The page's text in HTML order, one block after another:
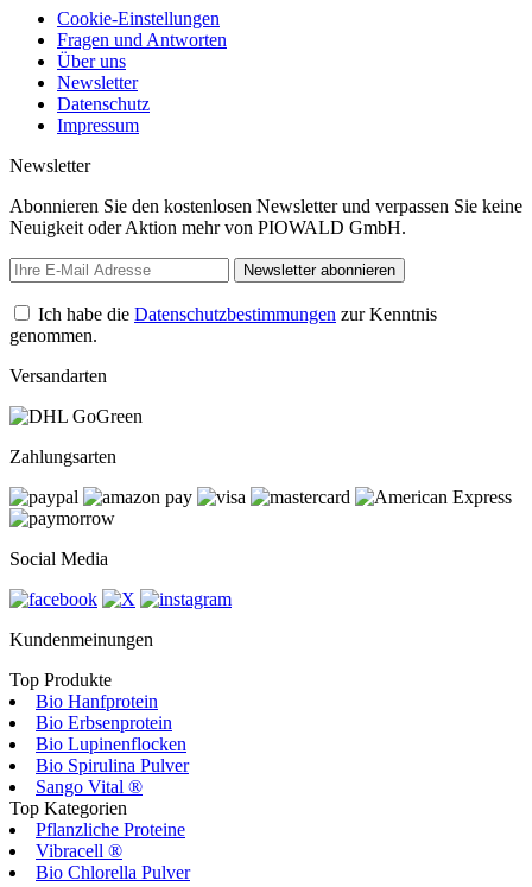
Cookie-Einstellungen
Fragen und Antworten
Über uns
Newsletter
Datenschutz
Impressum
Newsletter
Abonnieren Sie den kostenlosen Newsletter und verpassen Sie keine
Neuigkeit oder Aktion mehr von PIOWALD GmbH.
Newsletter abonnieren
Ich habe die Datenschutzbestimmungen zur Kenntnis
genommen.
Versandarten
Zahlungsarten
Social Media
Kundenmeinungen
Top Produkte
Bio Hanfprotein
Bio Erbsenprotein
Bio Lupinenflocken
Bio Spirulina Pulver
Sango Vital ®
Top Kategorien
Pflanzliche Proteine
Vibracell ®
Bio Chlorella Pulver